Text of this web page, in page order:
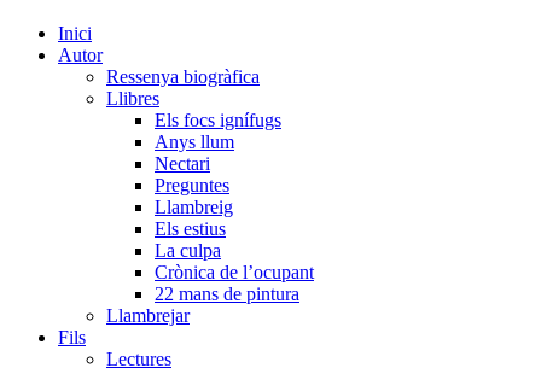
Close
Menu
Inici
Autor
Ressenya biogràfica
Llibres
Els focs ignífugs
Anys llum
Nectari
Preguntes
Llambreig
Els estius
La culpa
Crònica de l’ocupant
22 mans de pintura
Llambrejar
Fils
Lectures